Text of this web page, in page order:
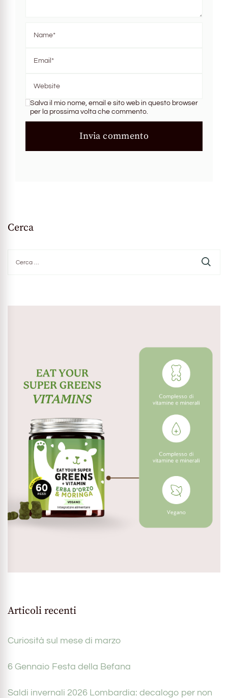
Salva il mio nome, email e sito web in questo browser
per la prossima volta che commento.
Cerca
per:
Articoli recenti
Curiosità sul mese di marzo
6 Gennaio Festa della Befana
Saldi invernali 2026 Lombardia: decalogo per non